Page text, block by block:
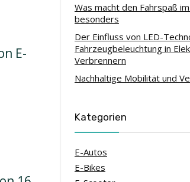
E-
Was macht den Fahrspaß
besonders
Der Einfluss von LED-
Fahrzeugbeleuchtung in
Verbrennern
Nachhaltige Mobilität und
Kategorien
E-Autos
E-Bikes